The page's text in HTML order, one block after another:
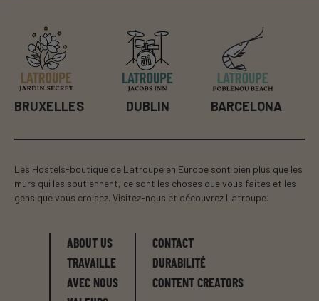
DUBLIN BARCELONA BILBAO
Les Hostels-boutique de Latroupe en Europe sont bien plus que les
murs qui les soutiennent, ce sont les choses que vous faites et les
gens que vous croisez. Visitez-nous et découvrez Latroupe.
ABOUT US
TRAVAILLE
AVEC NOUS
CONTACT
DURABILITÉ
CONTENT CREATORS